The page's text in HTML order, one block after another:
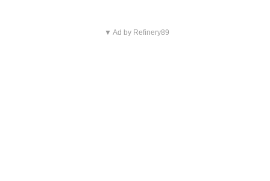
▼ Ad by Refinery89